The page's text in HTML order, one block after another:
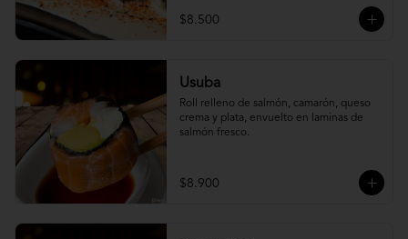
$8.500
Usuba
Roll relleno de salmón, camarón, queso
crema y plata, envuelto en laminas de
salmón fresco.
$8.900